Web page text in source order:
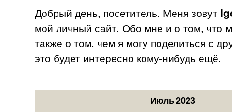
Добрый день, посетитель. Меня зовут
мой личный сайт. Обо мне и о том, что
также о том, чем я могу поделиться с
это будет интересно кому-нибудь ещё.
Июль 2023